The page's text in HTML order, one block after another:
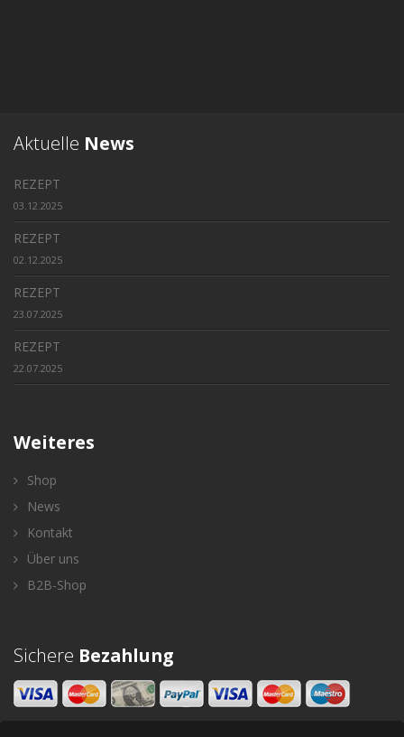
Aktuelle News
REZEPT
03.12.2025
REZEPT
02.12.2025
REZEPT
23.07.2025
REZEPT
22.07.2025
Weiteres
Shop
News
Kontakt
Über uns
B2B-Shop
Sichere Bezahlung